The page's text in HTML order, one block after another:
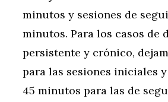
minutos y sesiones de
minutos. Para los casos de
persistente y crónico,
para las sesiones iniciales
45 minutos para las de